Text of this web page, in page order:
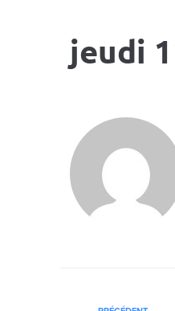
jeudi